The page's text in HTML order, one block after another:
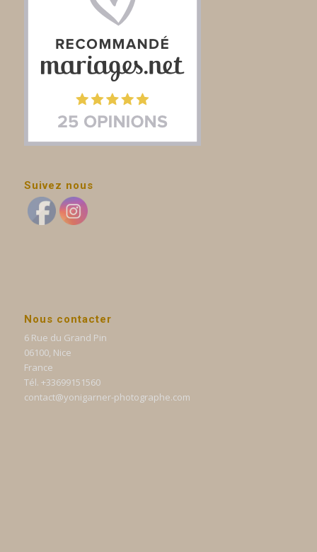
Suivez nous
Nous contacter
6 Rue du Grand Pin
06100, Nice
France
Tél. +33699151560
contact@yonigarner-photographe.com